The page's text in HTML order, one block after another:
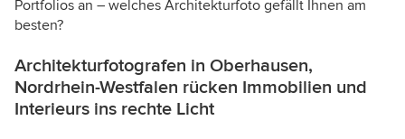
Portfolios an – welches Architekturfoto gefällt Ihnen am
besten?
Architekturfotografen in Oberhausen,
Nordrhein-Westfalen rücken Immobilien und
Interieurs ins rechte Licht